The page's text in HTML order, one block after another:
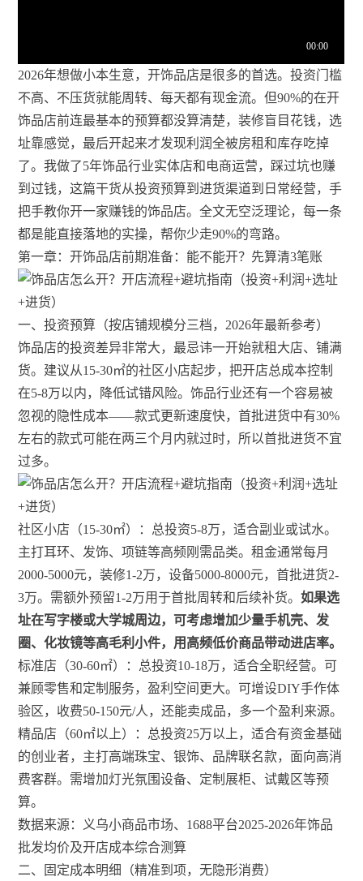
2026年想做小本生意，开饰品店是很多的首选。投资门槛
不高、不压货就能周转、每天都有现金流。但90%的在开
饰品店前连最基本的预算都没算清楚，装修盲目花钱，选
址靠感觉，最后开起来才发现利润全被房租和库存吃掉
了。我做了5年饰品行业实体店和电商运营，踩过坑也赚
到过钱，这篇干货从投资预算到进货渠道到日常经营，手
把手教你开一家赚钱的饰品店。全文无空泛理论，每一条
都是能直接落地的实操，帮你少走90%的弯路。
第一章：开饰品店前期准备：能不能开？先算清3笔账
一、投资预算（按店铺规模分三档，2026年最新参考）
饰品店的投资差异非常大，最忌讳一开始就租大店、铺满
货。建议从15-30㎡的社区小店起步，把开店总成本控制
在5-8万以内，降低试错风险。饰品行业还有一个容易被
忽视的隐性成本——款式更新速度快，首批进货中有30%
左右的款式可能在两三个月内就过时，所以首批进货不宜
过多。
社区小店（15-30㎡）：总投资5-8万，适合副业或试水。
主打耳环、发饰、项链等高频刚需品类。租金通常每月
2000-5000元，装修1-2万，设备5000-8000元，首批进货2-
3万。需额外预留1-2万用于首批周转和后续补货。如果选
址在写字楼或大学城周边，可考虑增加少量手机壳、发
圈、化妆镜等高毛利小件，用高频低价商品带动进店率。
标准店（30-60㎡）：总投资10-18万，适合全职经营。可
兼顾零售和定制服务，盈利空间更大。可增设DIY手作体
验区，收费50-150元/人，还能卖成品，多一个盈利来源。
精品店（60㎡以上）：总投资25万以上，适合有资金基础
的创业者，主打高端珠宝、银饰、品牌联名款，面向高消
费客群。需增加灯光氛围设备、定制展柜、试戴区等预
算。
数据来源：义乌小商品市场、1688平台2025-2026年饰品
批发均价及开店成本综合测算
二、固定成本明细（精准到项，无隐形消费）